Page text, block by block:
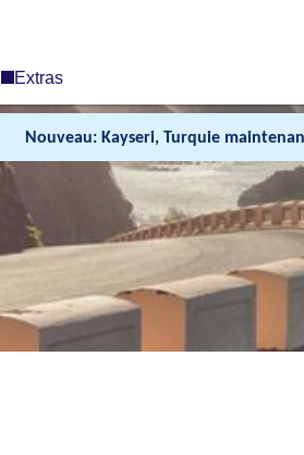
Extras
Nouveau: Kayseri, Turquie